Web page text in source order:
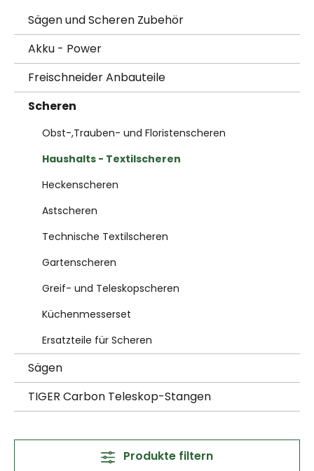
Sägen und Scheren Zubehör
Akku - Power
Freischneider Anbauteile
Scheren
Obst-,Trauben- und Floristenscheren
Haushalts - Textilscheren
Heckenscheren
Astscheren
Technische Textilscheren
Gartenscheren
Greif- und Teleskopscheren
Küchenmesserset
Ersatzteile für Scheren
Sägen
TIGER Carbon Teleskop-Stangen
Produkte filtern